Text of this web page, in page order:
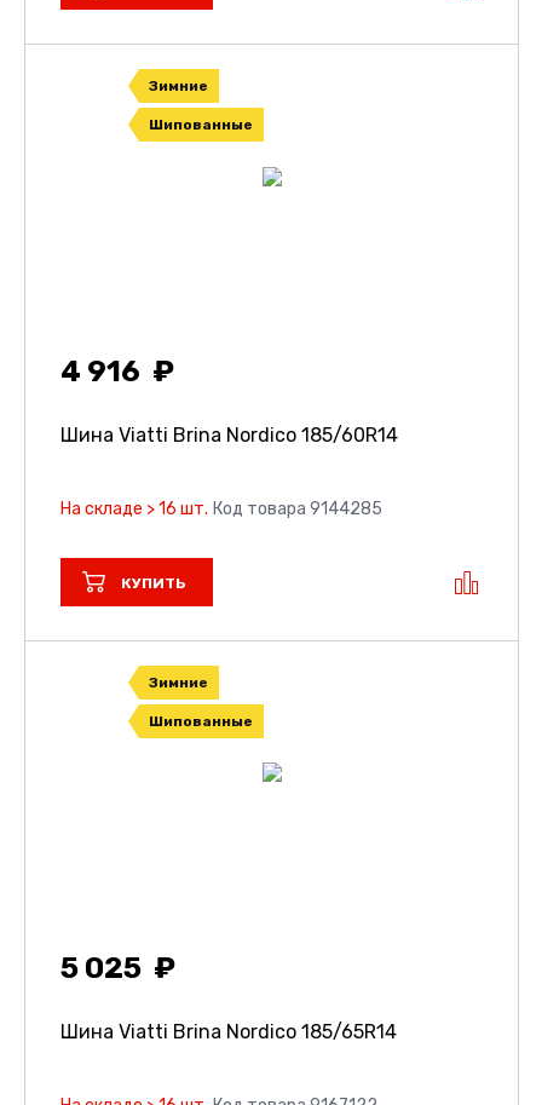
Зимние
Шипованные
4 916
Шина Viatti Brina Nordico 185/60R14
На складе > 16 шт. Код товара 9144285
КУПИТЬ
Зимние
Шипованные
5 025
Шина Viatti Brina Nordico 185/65R14